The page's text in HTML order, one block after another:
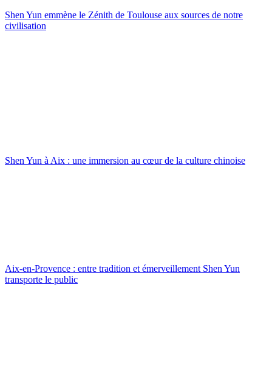
Shen Yun emmène le Zénith de Toulouse aux sources de notre
civilisation
Shen Yun à Aix : une immersion au cœur de la culture chinoise
Aix-en-Provence : entre tradition et émerveillement Shen Yun
transporte le public